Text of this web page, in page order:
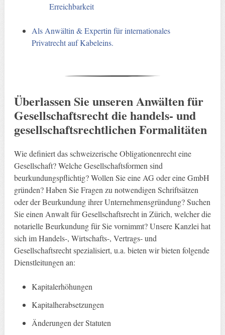
Erreichbarkeit
Als Anwältin & Expertin für internationales
Privatrecht auf Kabeleins.
Überlassen Sie unseren Anwälten für
Gesellschaftsrecht die handels- und
gesellschaftsrechtlichen Formalitäten
Wie definiert das schweizerische Obligationenrecht eine
Gesellschaft? Welche Gesellschaftsformen sind
beurkundungspflichtig? Wollen Sie eine AG oder eine GmbH
gründen? Haben Sie Fragen zu notwendigen Schriftsätzen
oder der Beurkundung ihrer Unternehmensgründung? Suchen
Sie einen Anwalt für Gesellschaftsrecht in Zürich, welcher die
notarielle Beurkundung für Sie vornimmt? Unsere Kanzlei hat
sich im Handels-, Wirtschafts-, Vertrags- und
Gesellschaftsrecht spezialisiert, u.a. bieten wir bieten folgende
Dienstleitungen an:
Kapitalerhöhungen
Kapitalherabsetzungen
Änderungen der Statuten